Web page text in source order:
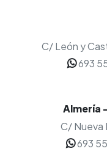
C/ León y
693
Almería -
C/ Nueva
693